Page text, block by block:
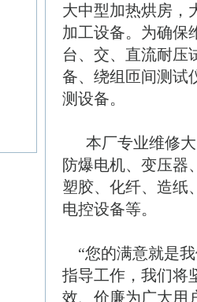
大中型加热烘房，
加工设备。为确保
台、交、直流耐压
备、绕组匝间测试
测设备。
本厂专业维修大
防爆电机、变压器
塑胶、化纤、造纸
电控设备等。
“您的满意就是我
指导工作，我们将
效、价廉为广大用